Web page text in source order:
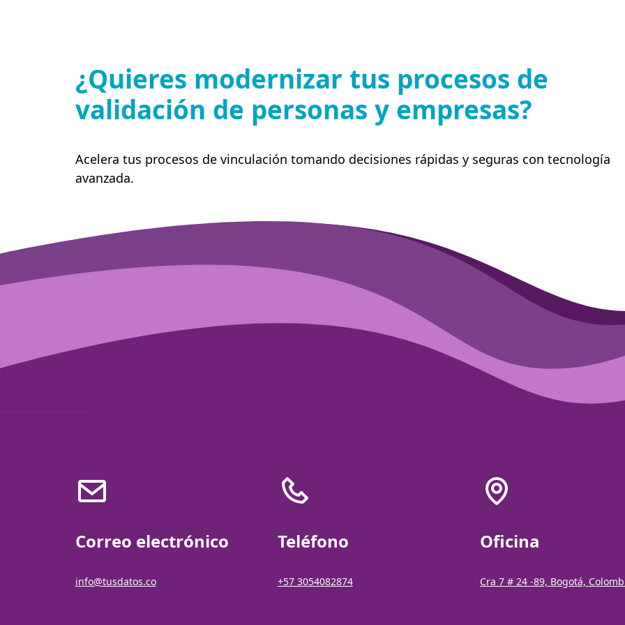
¿Quieres modernizar tus procesos de
validación de personas y empresas?
Acelera tus procesos de vinculación tomando decisiones rápidas y seguras con tecnología
avanzada.
Correo electrónico
info@tusdatos.co
Teléfono
+57 3054082874
Oficina
Cra 7 # 24 -89, Bogotá,